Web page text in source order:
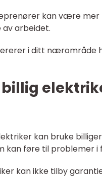
kan være
arbeidet.
i ditt nærområde
kan bruke
kan føre til problemer i
kan ikke tilby